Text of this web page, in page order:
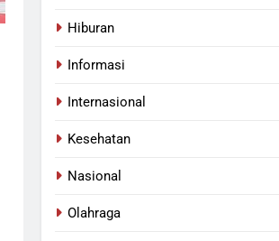
Hiburan
Informasi
Internasional
Kesehatan
Nasional
Olahraga